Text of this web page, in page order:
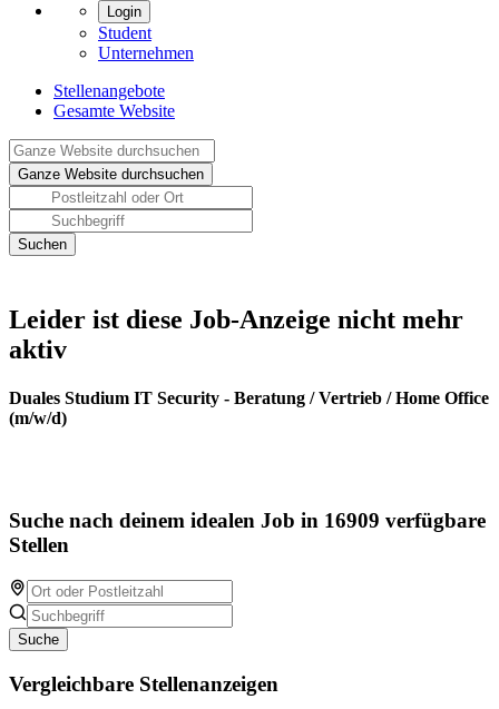
Login
Student
Unternehmen
Stellenangebote
Gesamte Website
Leider ist diese Job-Anzeige nicht mehr
aktiv
Duales Studium IT Security - Beratung / Vertrieb / Home Office
(m/w/d)
Suche nach deinem idealen Job in 16909 verfügbare
Stellen
Suche
Vergleichbare Stellenanzeigen